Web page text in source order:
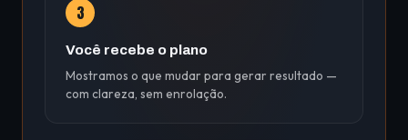
3
Você recebe o plano
Mostramos o que mudar para gerar resultado —
com clareza, sem enrolação.